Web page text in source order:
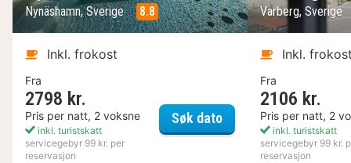
Nynäshamn, Sverige 8.8
Inkl. frokost
Fra
2798 kr.
Pris per natt, 2 voksne
inkl. turistskatt
servicegebyr 99 kr. per
reservasjon
Søk datoNynäs Havsbad
Varberg, Sverige
Inkl.
Fra
2106 kr.
Pris per natt, 2
inkl. turistskatt
servicegebyr 99 kr.
reservasjon